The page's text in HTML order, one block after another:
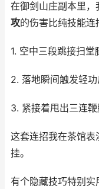
在御剑山庄副本里，
攻的伤害比纯技能连
1. 空中三段跳接扫堂
2. 落地瞬间触发轻
3. 紧接着甩出三连鞭
这套连招我在茶馆表
挂。
有个隐藏技巧特别实